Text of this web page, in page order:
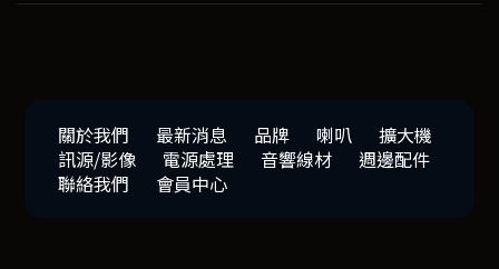
關於我們 最新消息 品牌 喇叭
擴大機
訊源/影像
電源處理 音響線材
週邊配件
聯絡我們
會員中心